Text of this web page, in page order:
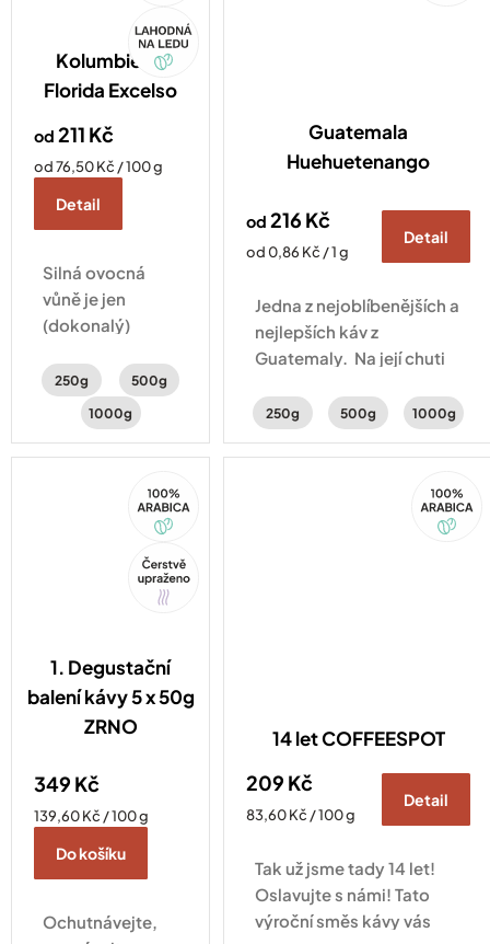
Kolumbie La
Florida Excelso
od 211 Kč
Měrná
od 76,50 Kč / 100 g
Detail
Silná ovocná
vůně je jen
(dokonalý)
napití ucítíte
švestky
s čokoládou a
lahodnou
250g
500g
1000g
Guatemala
Huehuetenango
od 216 Kč
Měrná
od 0,86 Kč / 1 g
Detail
Jedna z nejoblíbenějších a
nejlepších káv z
Guatemaly. Na její chuti
ní sušené
čokoládu.
250g 500g 1000g
Tip
Arabica
1. Degustační
balení kávy 5 x 50g
ZRNO
349 Kč
Měrná
139,60 Kč / 100 g
Do košíku
Ochutnávejte,
Arabica
14 let COFFEESPOT
209 Kč
Měrná
83,60 Kč / 100 g
Detail
Tak už jsme tady 14 let!
Oslavujte s námi! Tato
výroční směs kávy vás